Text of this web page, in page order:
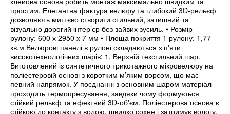
простим. Елегантна фактура велюру та глибокий 3D-рельєф
дозволяють миттєво створити стильний, затишний та
візуально дорогий інтер’єр без зайвих зусиль. • Розмір
рулону: 600 х 2950 х 7 мм • Площа покриття 1 рулону: 1,77
кв.м Велюрові панелі в рулоні складаються з п'яти
високотехнологічних шарів: 1. Верхній текстильний шар.
Виготовлений із синтетичного трикотажного мікровелюру на
поліестеровій основі з коротким м’яким ворсом, що має
певний напрямок. У поєднанні з основним шаром матеріал
проходить термопресування, завдяки чому формується
стійкий рельєф та ефектний 3D-об'єм. Поліестерова основа є
стійкою до контакту з водою, швидко сохне і затримує вологу,